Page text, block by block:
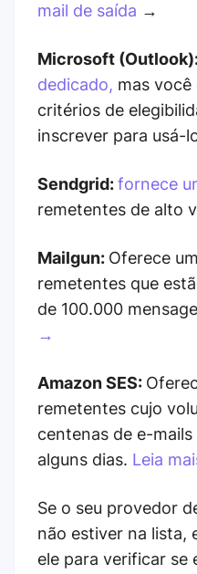
mail de saída →
Microsoft
dedicado, mas você
critérios de
inscrever para usá-
Sendgrid:fornece
remetentes de alto
Mailgun: Oferece
remetentes que
de 100.000
→
Amazon SES:
remetentes cujo
centenas de e-
alguns dias. Leia
Se o seu provedor
não estiver na lista,
ele para verificar se